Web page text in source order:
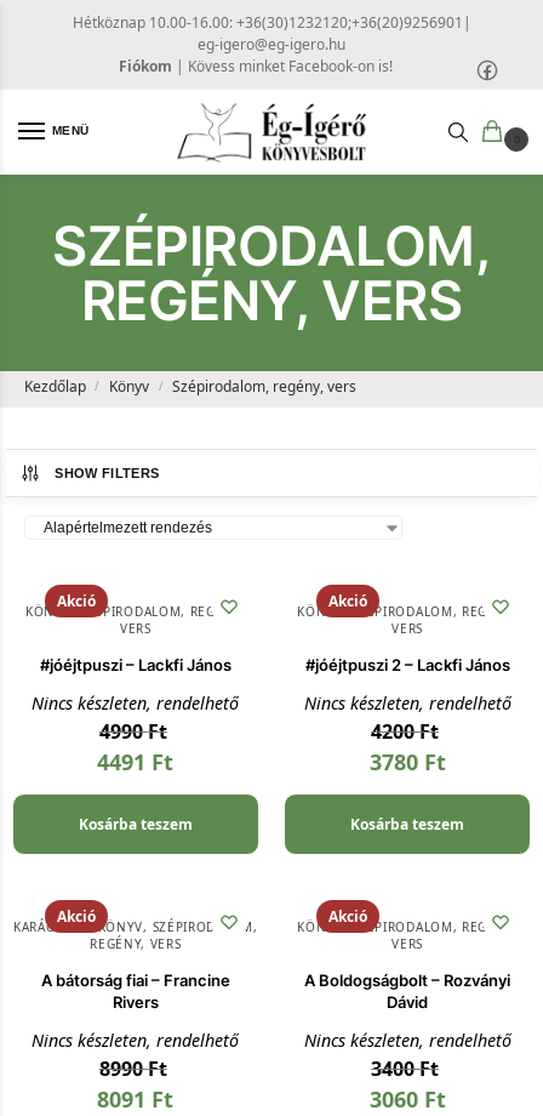
Hétköznap 10.00-16.00: +36(30)1232120;+36(20)9256901 |
eg-igero@eg-igero.hu
Fiókom | Kövess minket Facebook-on is!
MENÜ
0
SZÉPIRODALOM,
REGÉNY, VERS
Kezdőlap / Könyv / Szépirodalom, regény, vers
SHOW FILTERS
Akció
KÖNYV,SZÉPIRODALOM, REGÉNY,
VERS
#jóéjtpuszi – Lackfi János
Nincs készleten, rendelhető
4990Ft
4491 Ft
Kosárba teszem
Akció
KÖNYV,SZÉPIRODALOM, REGÉNY,
VERS
#jóéjtpuszi 2 – Lackfi János
Nincs készleten, rendelhető
4200Ft
3780 Ft
Kosárba teszem
Akció
KARÁCSONY, KÖNYV, SZÉPIRODALOM,
REGÉNY, VERS
A bátorság fiai – Francine
Rivers
Nincs készleten, rendelhető
8990Ft
8091 Ft
Akció
KÖNYV,SZÉPIRODALOM, REGÉNY,
VERS
A Boldogságbolt – Rozványi
Dávid
Nincs készleten, rendelhető
3400Ft
3060 Ft